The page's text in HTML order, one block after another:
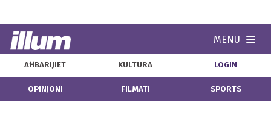
MENU
AĦBARIJIET KULTURA LOGIN
OPINJONI FILMATI SPORTS